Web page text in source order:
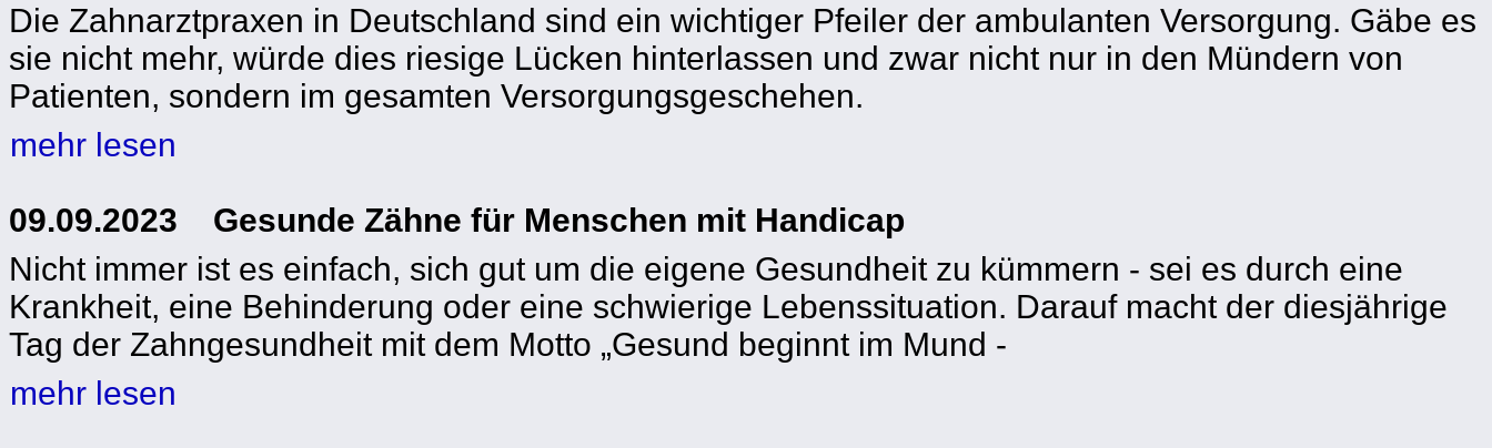
Die Zahnarztpraxen in Deutschland sind ein wichtiger Pfeiler der ambulanten Versorgung. Gäbe es
sie nicht mehr, würde dies riesige Lücken hinterlassen und zwar nicht nur in den Mündern von
Patienten, sondern im gesamten Versorgungsgeschehen.
mehr lesen
09.09.2023 Gesunde Zähne für Menschen mit Handicap
Nicht immer ist es einfach, sich gut um die eigene Gesundheit zu kümmern - sei es durch eine
Krankheit, eine Behinderung oder eine schwierige Lebenssituation. Darauf macht der diesjährige
Tag der Zahngesundheit mit dem Motto „Gesund beginnt im Mund -
mehr lesen